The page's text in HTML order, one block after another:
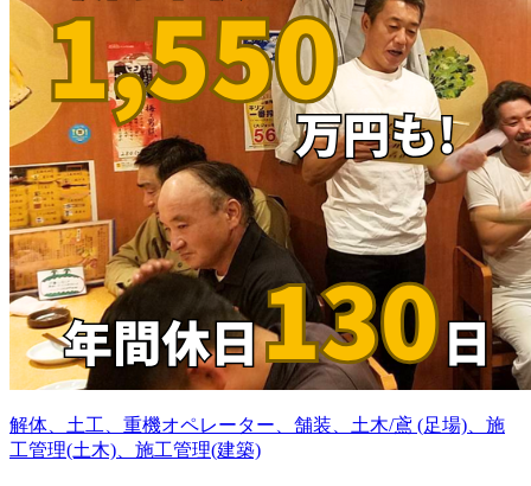
解体、土工、重機オペレーター、舗装、土木/鳶 (足場)、施
工管理(土木)、施工管理(建築)